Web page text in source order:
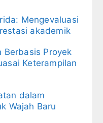
Mengevaluasi
akademik
Berbasis Proyek
Keterampilan
dalam
Wajah Baru